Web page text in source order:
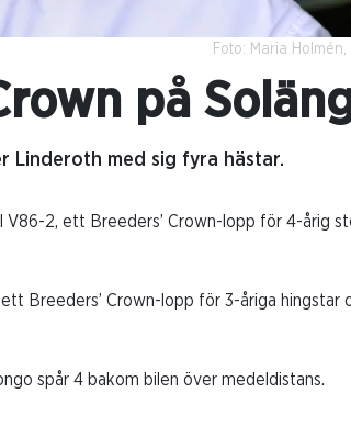
Foto: Maria Holmén,
på
Linderoth med sig fyra hästar.
V86-2, ett Breeders’ Crown-lopp för 4-årig
Breeders’ Crown-lopp för 3-åriga hingstar
spår 4 bakom bilen över medeldistans.